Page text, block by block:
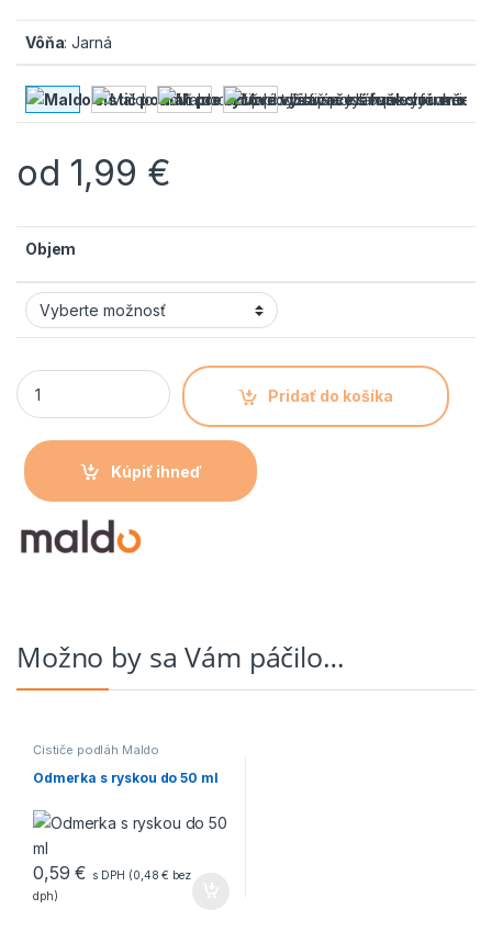
Vôňa: Jarná
od 1,99 €
Objem
Pridať do košíka
Kúpiť ihneď
Možno by sa Vám páčilo…
Čističe podláh Maldo
Odmerka s ryskou do 50 ml
0,59€ s DPH (0,48€ bez
dph)